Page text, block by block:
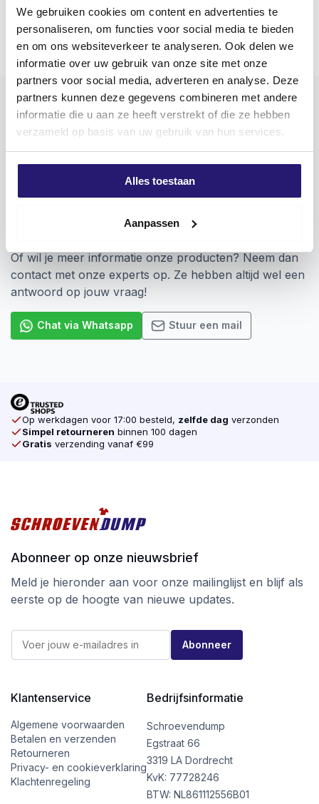
We gebruiken cookies om content en advertenties te
personaliseren, om functies voor social media te bieden
en om ons websiteverkeer te analyseren. Ook delen we
informatie over uw gebruik van onze site met onze
partners voor social media, adverteren en analyse. Deze
partners kunnen deze gegevens combineren met andere
informatie die u aan ze heeft verstrekt of die ze hebben
verzameld op basis van uw gebruik van hun services.
Alles toestaan
Aanpassen
50 mm lang. Voor absolute topkwaliteit kiest u voor
Schroevendump titanium bitjes die zijn afgewerkt meet
een titanium toplaagje. Deze gouden bitjes zijn extreem
duurzaam en kennen een geweldige grip in de
schroefkop.
De schroefmachine aansluiting van alle
schroevendump bitjes is ¼”zeskant.
Toepassing
Het indraaien van bevestigingsmiddelen die een
Pozidriv aansluiting hebben
Meer weergeven
Vragen? Wij staan voor je klaar!
Of wil je meer informatie onze producten? Neem dan
contact met onze experts op. Ze hebben altijd wel een
antwoord op jouw vraag!
Chat via Whatsapp Stuur een mail
Op werkdagen voor 17:00 besteld, zelfde dag verzonden
Simpel retourneren binnen 100 dagen
Gratis verzending vanaf €99
Abonneer op onze nieuwsbrief
Meld je hieronder aan voor onze mailinglijst en blijf als
eerste op de hoogte van nieuwe updates.
a
*
-
m
a
i
l
E
m
l
Abonneer
Klantenservice
Algemene voorwaarden
Betalen en verzenden
Retourneren
Privacy- en cookieverklaring
Klachtenregeling
Bedrijfsinformatie
Schroevendump
Egstraat 66
3319 LA Dordrecht
KvK: 77728246
BTW: NL861112556B01